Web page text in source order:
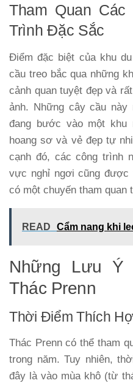
Tham Quan
Trình Đặc Sắc
Điểm đặc biệt của khu
cầu treobắc qua những
cảnh quan tuyệt đẹp và
ảnh. Những cây cầu
đang bước vào một
hoang sơ và vẻ đẹp tự
cạnh đó, các công trình
vực nghỉ ngơi cũng được
có một chuyến tham quan
READ Cẩm nang khi
Những Lưu Ý
Thác Prenn
Thời Điểm Thích
Thác Prenn có thể tham
trong năm. Tuy nhiên,
đây là vào mùa khô (từ